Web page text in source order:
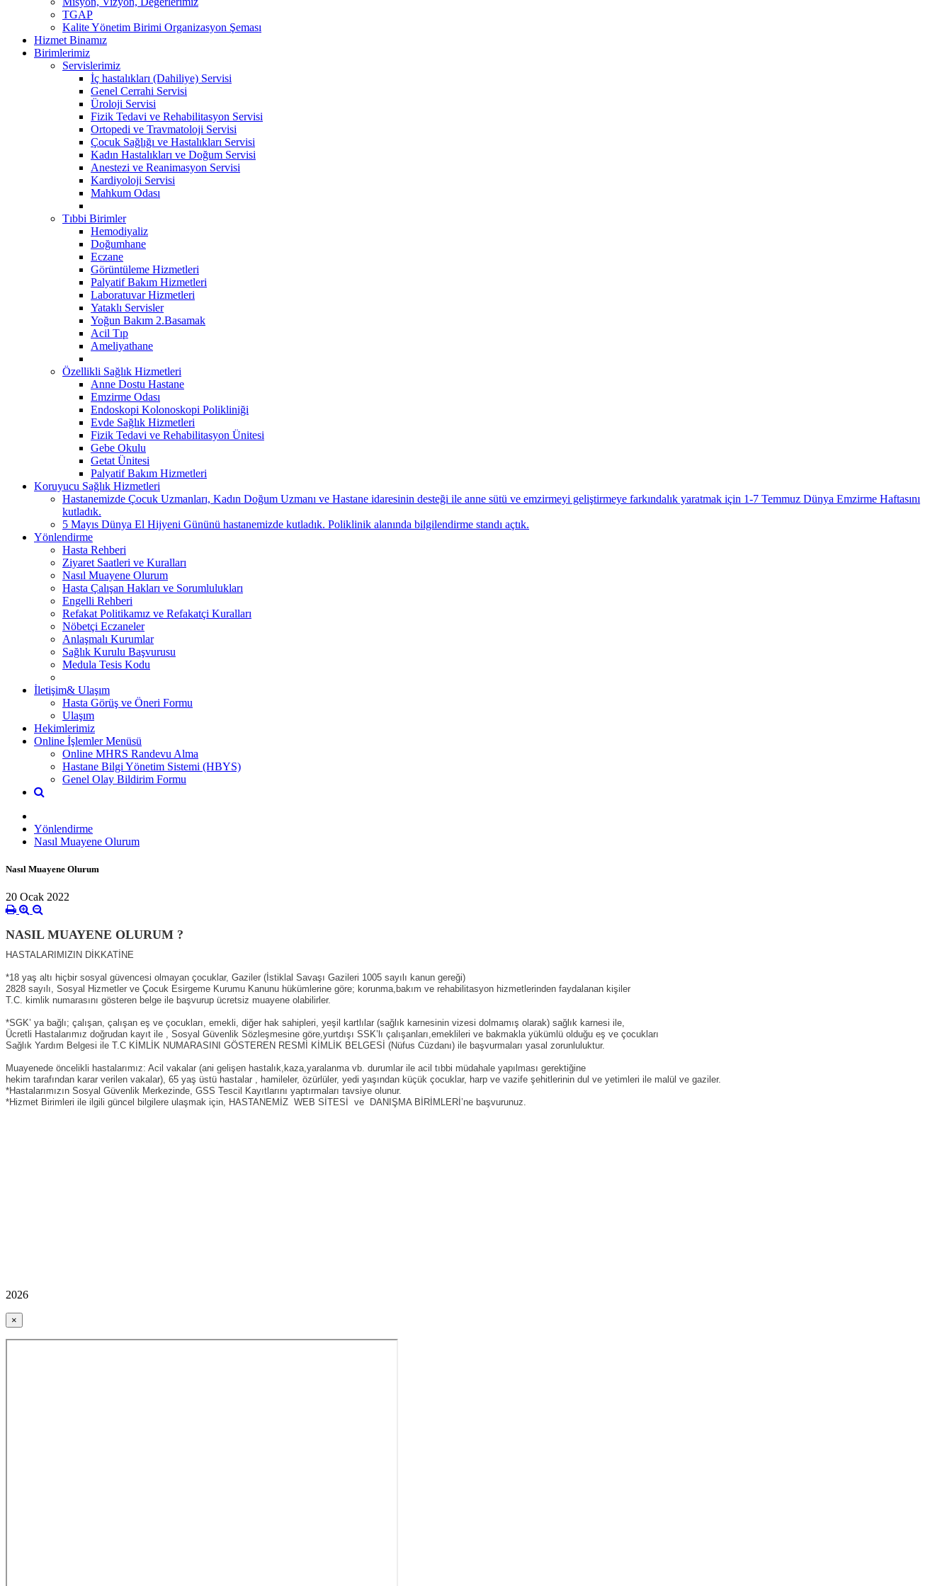
TGAP
Kalite Yönetim Birimi Organizasyon Şeması
Hizmet Binamız
Birimlerimiz
Servislerimiz
İç hastalıkları (Dahiliye) Servisi
Genel Cerrahi Servisi
Üroloji Servisi
Fizik Tedavi ve Rehabilitasyon Servisi
Ortopedi ve Travmatoloji Servisi
Çocuk Sağlığı ve Hastalıkları Servisi
Kadın Hastalıkları ve Doğum Servisi
Anestezi ve Reanimasyon Servisi
Kardiyoloji Servisi
Mahkum Odası
Tıbbi Birimler
Hemodiyaliz
Doğumhane
Eczane
Görüntüleme Hizmetleri
Palyatif Bakım Hizmetleri
Laboratuvar Hizmetleri
Yataklı Servisler
Yoğun Bakım 2.Basamak
Acil Tıp
Ameliyathane
Özellikli Sağlık Hizmetleri
Anne Dostu Hastane
Emzirme Odası
Endoskopi Kolonoskopi Polikliniği
Evde Sağlık Hizmetleri
Fizik Tedavi ve Rehabilitasyon Ünitesi
Gebe Okulu
Getat Ünitesi
Palyatif Bakım Hizmetleri
Koruyucu Sağlık Hizmetleri
Hastanemizde Çocuk Uzmanları, Kadın Doğum Uzmanı ve Hastane idaresinin desteği ile anne sütü ve emzirmeyi geliştirmeye farkındalık yaratmak için 1-7 Temmuz Dünya Emzirme Haftasını
kutladık.
5 Mayıs Dünya El Hijyeni Gününü hastanemizde kutladık. Poliklinik alanında bilgilendirme standı açtık.
Yönlendirme
Hasta Rehberi
Ziyaret Saatleri ve Kuralları
Nasıl Muayene Olurum
Hasta Çalışan Hakları ve Sorumlulukları
Engelli Rehberi
Refakat Politikamız ve Refakatçi Kuralları
Nöbetçi Eczaneler
Anlaşmalı Kurumlar
Sağlık Kurulu Başvurusu
Medula Tesis Kodu
İletişim& Ulaşım
Hasta Görüş ve Öneri Formu
Ulaşım
Hekimlerimiz
Online İşlemler Menüsü
Online MHRS Randevu Alma
Hastane Bilgi Yönetim Sistemi (HBYS)
Genel Olay Bildirim Formu
Yönlendirme
Nasıl Muayene Olurum
Nasıl Muayene Olurum
20 Ocak 2022
NASIL MUAYENE OLURUM ?
HASTALARIMIZIN DİKKATİNE
*18 yaş altı hiçbir sosyal güvencesi olmayan çocuklar, Gaziler (İstiklal Savaşı Gazileri 1005 sayılı kanun gereği)
2828 sayılı, Sosyal Hizmetler ve Çocuk Esirgeme Kurumu Kanunu hükümlerine göre; korunma,bakım ve rehabilitasyon hizmetlerinden faydalanan kişiler
T.C. kimlik numarasını gösteren belge ile başvurup ücretsiz muayene olabilirler.
*SGK’ ya bağlı; çalışan, çalışan eş ve çocukları, emekli, diğer hak sahipleri, yeşil kartlılar (sağlık karnesinin vizesi dolmamış olarak) sağlık karnesi ile,
Ücretli Hastalarımız doğrudan kayıt ile , Sosyal Güvenlik Sözleşmesine göre,yurtdışı SSK’lı çalışanları,emeklileri ve bakmakla yükümlü olduğu eş ve çocukları
Sağlık Yardım Belgesi ile T.C KİMLİK NUMARASINI GÖSTEREN RESMİ KİMLİK BELGESİ (Nüfus Cüzdanı) ile başvurmaları yasal zorunluluktur.
Muayenede öncelikli hastalarımız: Acil vakalar (ani gelişen hastalık,kaza,yaralanma vb. durumlar ile acil tıbbi müdahale yapılması gerektiğine
hekim tarafından karar verilen vakalar), 65 yaş üstü hastalar , hamileler, özürlüler, yedi yaşından küçük çocuklar, harp ve vazife şehitlerinin dul ve yetimleri ile malül ve gaziler.
*Hastalarımızın Sosyal Güvenlik Merkezinde, GSS Tescil Kayıtlarını yaptırmaları tavsiye olunur.
*Hizmet Birimleri ile ilgili güncel bilgilere ulaşmak için, HASTANEMİZ WEB SİTESİ ve DANIŞMA BİRİMLERİ’ne başvurunuz.
2026
×